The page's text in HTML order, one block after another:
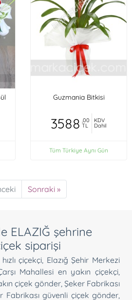
Guzmania Bitkisi
3588 ,00
TL
KDV
Dahil
Tüm Türkiye Aynı Gün
Sonraki »
ELAZIĞ şehrine
siparişi
çiçekçi Elazığ Şehir Merkezi
Mahallesi en yakın çiçekçi
çiçek gönder Şeker Fabrikası
Fabrikası güvenli çiçek gönder